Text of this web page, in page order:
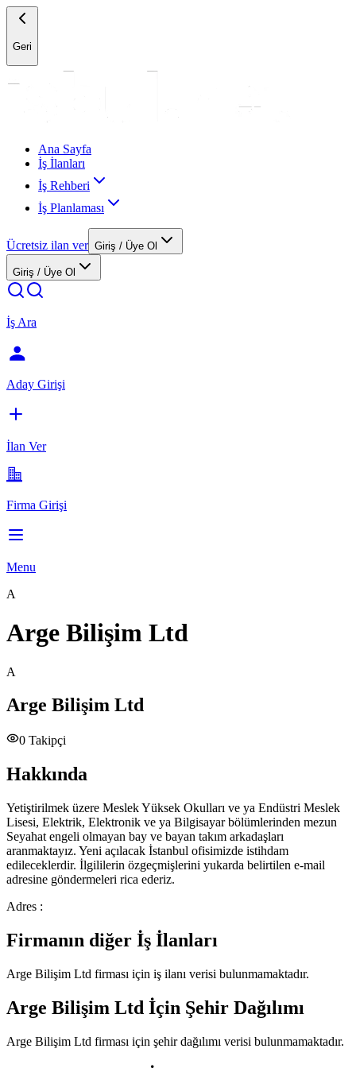
Geri
Ana Sayfa
İş İlanları
İş Rehberi
İş Planlaması
Ücretsiz ilan ver Giriş / Üye Ol
Giriş / Üye Ol
İş Ara
Aday Girişi
İlan Ver
Firma Girişi
Menu
A
Arge Bilişim Ltd
A
Arge Bilişim Ltd
0 Takipçi
Hakkında
Yetiştirilmek üzere Meslek Yüksek Okulları ve ya Endüstri Meslek
Lisesi, Elektrik, Elektronik ve ya Bilgisayar bölümlerinden mezun
Seyahat engeli olmayan bay ve bayan takım arkadaşları
aranmaktayız. Yeni açılacak İstanbul ofisimizde istihdam
edileceklerdir. İlgililerin özgeçmişlerini yukarda belirtilen e-mail
adresine göndermeleri rica ederiz.
Adres :
Firmanın diğer İş İlanları
Arge Bilişim Ltd firması için iş ilanı verisi bulunmamaktadır.
Arge Bilişim Ltd İçin Şehir Dağılımı
Arge Bilişim Ltd firması için şehir dağılımı verisi bulunmamaktadır.